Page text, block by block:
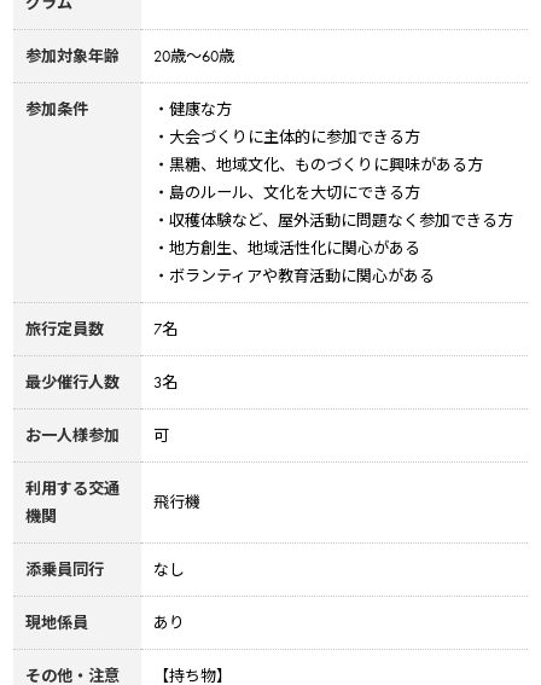
参加対象年齢 20歳〜60歳
参加条件
・健康な方
・大会づくりに主体的に参加できる方
・黒糖、地域文化、ものづくりに興味がある方
・島のルール、文化を大切にできる方
・収穫体験など、屋外活動に問題なく参加できる方
・地方創生、地域活性化に関心がある
・ボランティアや教育活動に関心がある
旅行定員数 7名
最少催行人数 3名
お一人様参加 可
利用する交通
機関
飛行機
添乗員同行 なし
現地係員 あり
その他・注意 【持ち物】